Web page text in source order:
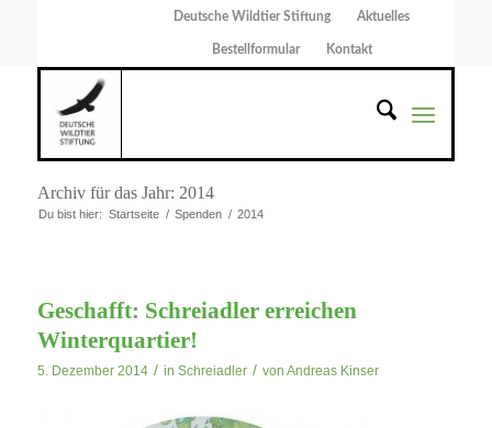
Deutsche Wildtier Stiftung Aktuelles
Bestellformular Kontakt
Archiv für das Jahr: 2014
Du bist hier: Startseite / Spenden / 2014
Geschafft: Schreiadler erreichen
Winterquartier!
5. Dezember 2014 / in Schreiadler / von Andreas Kinser